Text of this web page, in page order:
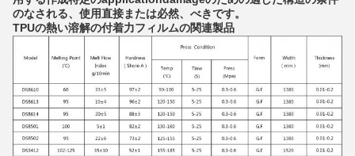
のなされる、使用直接または必然、べきです。
TPUの熱い溶解の付着力フィルムの関連製品